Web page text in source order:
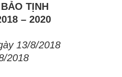
TỊNH
– 2020
13/8/2018
2018